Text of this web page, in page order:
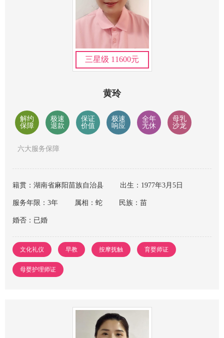
三星级 11600元
黄玲
解约
保障
极速
退款
保证
价值
极速
响应
全年
无休
母乳
沙龙
六大服务保障
籍贯：湖南省麻阳苗族自治县 出生：1977年3月5日
服务年限：3年 属相：蛇 民族：苗
婚否：已婚
文化礼仪 早教 按摩抚触 育婴师证
母婴护理师证